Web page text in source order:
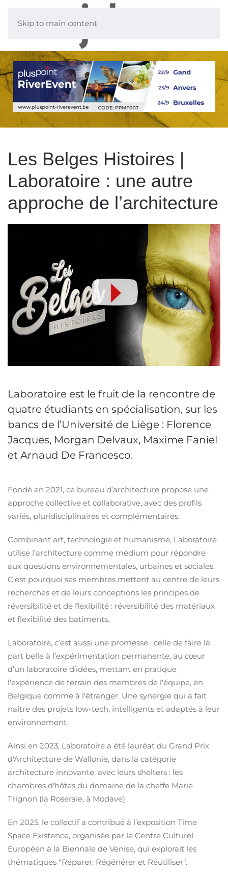
Skip to main content
Les Belges Histoires |
Laboratoire : une autre
approche de l’architecture
Laboratoire est le fruit de la rencontre de
quatre étudiants en spécialisation, sur les
bancs de l’Université de Liège : Florence
Jacques, Morgan Delvaux, Maxime Faniel
et Arnaud De Francesco.
Fondé en 2021, ce bureau d’architecture propose une
approche collective et collaborative, avec des profils
variés, pluridisciplinaires et complémentaires.
Combinant art, technologie et humanisme, Laboratoire
utilise l’architecture comme médium pour répondre
aux questions environnementales, urbaines et sociales.
C’est pourquoi ses membres mettent au centre de leurs
recherches et de leurs conceptions les principes de
réversibilité et de flexibilité : réversibilité des matériaux
et flexibilité des batiments.
Laboratoire, c’est aussi une promesse : celle de faire la
part belle à l’expérimentation permanente, au cœur
d’un laboratoire d’idées, mettant en pratique
l'expérience de terrain des membres de l'équipe, en
Belgique comme à l'étranger. Une synergie qui a fait
naître des projets low-tech, intelligents et adaptés à leur
environnement
Ainsi en 2023, Laboratoire a été lauréat du Grand Prix
d'Architecture de Wallonie, dans la catégorie
architecture innovante, avec leurs shelters : les
chambres d'hôtes du domaine de la cheffe Marie
Trignon (la Roseraie, à Modave).
En 2025, le collectif a contribué à l’exposition Time
Space Existence, organisée par le Centre Culturel
Européen à la Biennale de Venise, qui explorait les
thématiques "Réparer, Régénérer et Réutiliser".